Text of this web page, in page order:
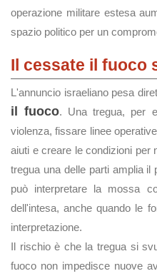
operazione militare estesa
spazio politico per un
Il cessate il fuoco
L'annuncio israeliano pesa
il fuoco. Una tregua, per
violenza, fissare linee
aiuti e creare le condizioni per
tregua una delle parti amplia il
può interpretare la mossa
dell'intesa, anche quando le
interpretazione.
Il rischio è che la tregua si
fuoco non impedisce nuove